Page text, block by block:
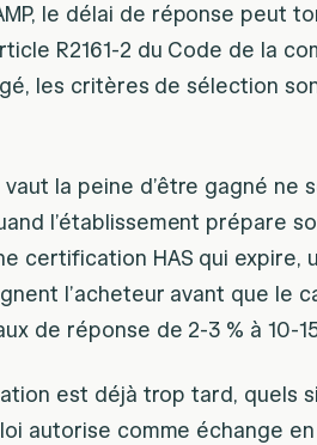
le délai de réponse peut
R2161-2 du Code de la
les critères de sélection
la peine d’être gagné ne
l’établissement prépare
certification HAS qui expire,
l’acheteur avant que le
de réponse de 2-3 % à 10-
est déjà trop tard, quels
autorise comme échange